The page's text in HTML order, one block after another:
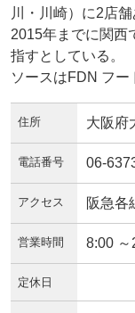
川・川崎）に2店
2015年までに関西
指すとしている。
ソースはFDN フー
住所 大阪府
電話番号 06-
アクセス 阪急各
営業時間 8:00 ～
定休日